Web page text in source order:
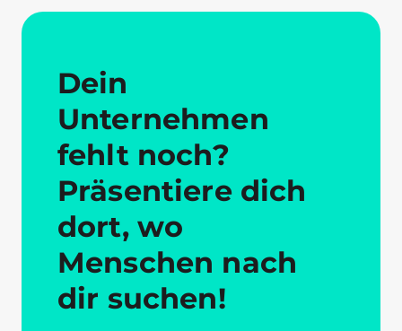
Dein
Unternehmen
fehlt noch?
Präsentiere dich
dort, wo
Menschen nach
dir suchen!